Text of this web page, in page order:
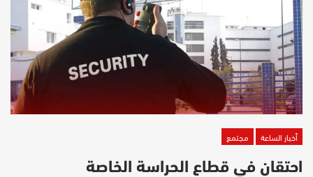
أخبار الساعة مجتمع
احتقان في قطاع الحراسة الخاصة